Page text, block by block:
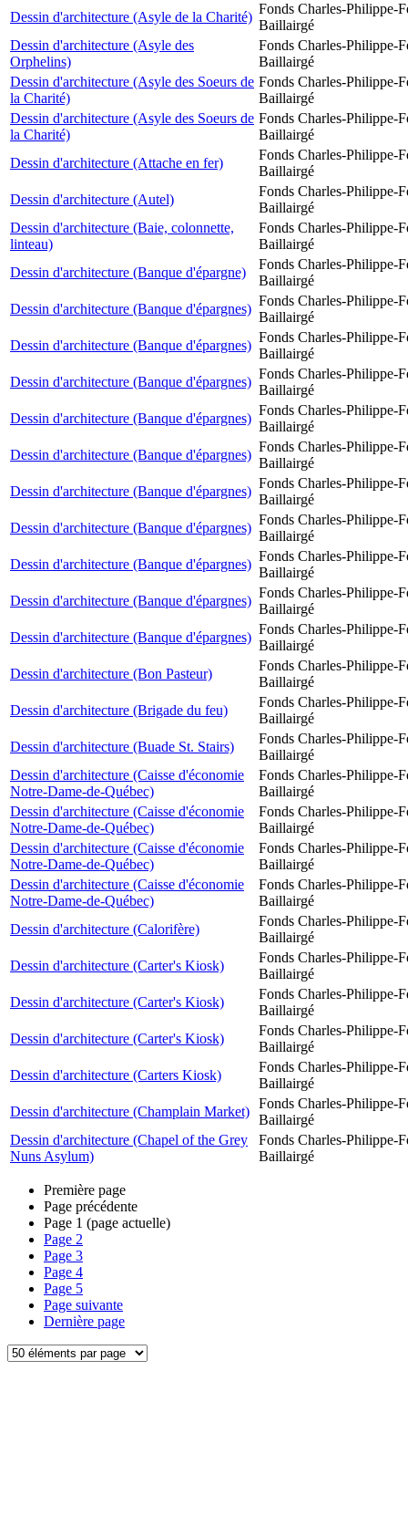
Dessin d'architecture (Asyle de la Charité)
Fonds Charles-Philippe-
Baillairgé
Dessin d'architecture (Asyle des
Orphelins)
Fonds Charles-Philippe-
Baillairgé
Dessin d'architecture (Asyle des Soeurs de
la Charité)
Fonds Charles-Philippe-
Baillairgé
Dessin d'architecture (Asyle des Soeurs de
la Charité)
Fonds Charles-Philippe-
Baillairgé
Dessin d'architecture (Attache en fer)
Fonds Charles-Philippe-
Baillairgé
Dessin d'architecture (Autel)
Fonds Charles-Philippe-
Baillairgé
Dessin d'architecture (Baie, colonnette,
linteau)
Fonds Charles-Philippe-
Baillairgé
Dessin d'architecture (Banque d'épargne)
Fonds Charles-Philippe-
Baillairgé
Dessin d'architecture (Banque d'épargnes)
Fonds Charles-Philippe-
Baillairgé
Dessin d'architecture (Banque d'épargnes)
Fonds Charles-Philippe-
Baillairgé
Dessin d'architecture (Banque d'épargnes)
Fonds Charles-Philippe-
Baillairgé
Dessin d'architecture (Banque d'épargnes)
Fonds Charles-Philippe-
Baillairgé
Dessin d'architecture (Banque d'épargnes)
Fonds Charles-Philippe-
Baillairgé
Dessin d'architecture (Banque d'épargnes)
Fonds Charles-Philippe-
Baillairgé
Dessin d'architecture (Banque d'épargnes)
Fonds Charles-Philippe-
Baillairgé
Dessin d'architecture (Banque d'épargnes)
Fonds Charles-Philippe-
Baillairgé
Dessin d'architecture (Banque d'épargnes)
Fonds Charles-Philippe-
Baillairgé
Dessin d'architecture (Banque d'épargnes)
Fonds Charles-Philippe-
Baillairgé
Dessin d'architecture (Bon Pasteur)
Fonds Charles-Philippe-
Baillairgé
Dessin d'architecture (Brigade du feu)
Fonds Charles-Philippe-
Baillairgé
Dessin d'architecture (Buade St. Stairs)
Fonds Charles-Philippe-
Baillairgé
Dessin d'architecture (Caisse d'économie
Notre-Dame-de-Québec)
Fonds Charles-Philippe-
Baillairgé
Dessin d'architecture (Caisse d'économie
Notre-Dame-de-Québec)
Fonds Charles-Philippe-
Baillairgé
Dessin d'architecture (Caisse d'économie
Notre-Dame-de-Québec)
Fonds Charles-Philippe-
Baillairgé
Dessin d'architecture (Caisse d'économie
Notre-Dame-de-Québec)
Fonds Charles-Philippe-
Baillairgé
Dessin d'architecture (Calorifère)
Fonds Charles-Philippe-
Baillairgé
Dessin d'architecture (Carter's Kiosk)
Fonds Charles-Philippe-
Baillairgé
Dessin d'architecture (Carter's Kiosk)
Fonds Charles-Philippe-
Baillairgé
Dessin d'architecture (Carter's Kiosk)
Fonds Charles-Philippe-
Baillairgé
Dessin d'architecture (Carters Kiosk)
Fonds Charles-Philippe-
Baillairgé
Dessin d'architecture (Champlain Market)
Fonds Charles-Philippe-
Baillairgé
Dessin d'architecture (Chapel of the Grey
Nuns Asylum)
Fonds Charles-Philippe-
Baillairgé
Première page
Page précédente
Page 1 (page actuelle)
Page 2
Page 3
Page 4
Page 5
Page suivante
Dernière page